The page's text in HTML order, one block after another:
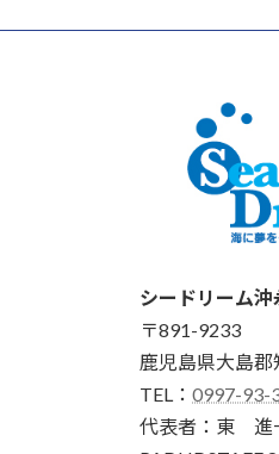
シードリーム沖
〒891-9233
鹿児島県大島
TEL： 0997-93-
代表者：東 進